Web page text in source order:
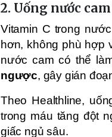
2. Uống nước
Vitamin C trong
hơn, không phù hợp
nước cam có thể
ngược, gây gián
Theo Healthline,
trong máu tăng đột
giấc ngủ sâu.